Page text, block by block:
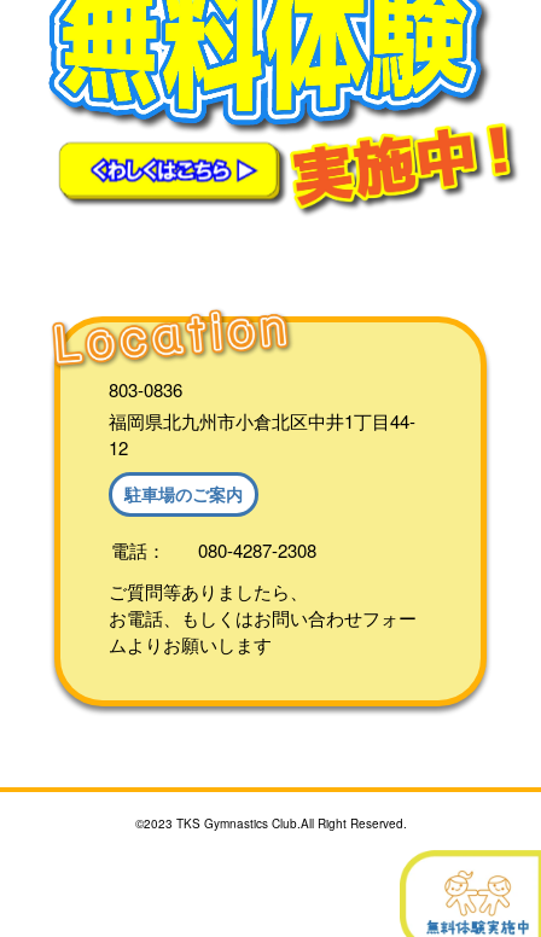
2023. 1. 19 『ブログを更新しま
した！』
2023. 1. 13 『ブログを更新しま
した！』
803-0836
福岡県北九州市小倉北区中井1丁目44-
12
駐車場のご案内
電話：
080-4287-2308
ご質問等ありましたら、
お電話、もしくはお問い合わせフォー
ムよりお願いします
©2023 TKS Gymnastics Club.All Right Reserved.